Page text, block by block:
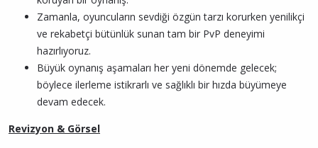
Zamanla, oyuncuların sevdiği özgün tarzı korurken yenilikçi
ve rekabetçi bütünlük sunan tam bir PvP deneyimi
hazırlıyoruz.
Büyük oynanış aşamaları her yeni dönemde gelecek;
böylece ilerleme istikrarlı ve sağlıklı bir hızda büyümeye
devam edecek.
Revizyon & Görsel